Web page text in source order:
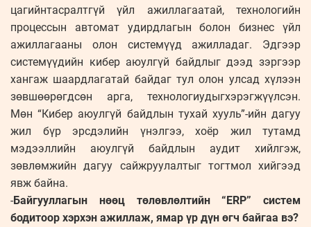
цагийнтасралтгүй үйл ажиллагаатай, технологийн
процессын автомат удирдлагын болон бизнес үйл
ажиллагааны олон системүүд ажилладаг. Эдгээр
системүүдийн кибер аюулгүй байдлыг дээд зэргээр
хангаж шаардлагатай байдаг тул олон улсад хүлээн
зөвшөөрөгдсөн арга, технологиудыгхэрэгжүүлсэн.
Мөн “Кибер аюулгүй байдлын тухай хууль”-ийн дагуу
жил бүр эрсдэлийн үнэлгээ, хоёр жил тутамд
мэдээллийн аюулгүй байдлын аудит хийлгэж,
зөвлөмжийн дагуу сайжруулалтыг тогтмол хийгээд
явж байна.
-Байгууллагын нөөц төлөвлөлтийн “ERP” систем
бодитоор хэрхэн ажиллаж, ямар үр дүн өгч байгаа вэ?